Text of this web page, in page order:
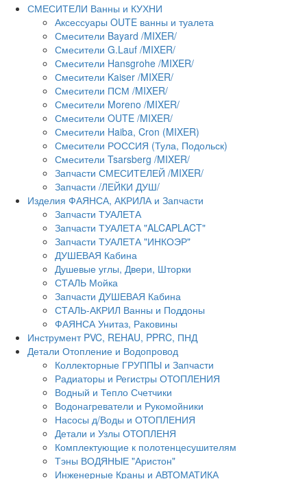
СМЕСИТЕЛИ Ванны и КУХНИ
Аксессуары OUTE ванны и туалета
Смесители Bayard /MIXER/
Смесители G.Lauf /MIXER/
Смесители Hansgrohe /MIXER/
Смесители Kaiser /MIXER/
Смесители ПСМ /MIXER/
Смесители Moreno /MIXER/
Смесители OUTE /MIXER/
Смесители Haiba, Cron (MIXER)
Смесители РОССИЯ (Тула, Подольск)
Смесители Tsarsberg /MIXER/
Запчасти СМЕСИТЕЛЕЙ /MIXER/
Запчасти /ЛЕЙКИ ДУШ/
Изделия ФАЯНСА, АКРИЛА и Запчасти
Запчасти ТУАЛЕТА
Запчасти ТУАЛЕТА "ALCAPLACT"
Запчасти ТУАЛЕТА "ИНКОЭР"
ДУШЕВАЯ Кабина
Душевые углы, Двери, Шторки
СТАЛЬ Мойка
Запчасти ДУШЕВАЯ Кабина
СТАЛЬ-АКРИЛ Ванны и Поддоны
ФАЯНСА Унитаз, Раковины
Инструмент PVC, REHAU, PPRC, ПНД
Детали Отопление и Водопровод
Коллекторные ГРУППЫ и Запчасти
Радиаторы и Регистры ОТОПЛЕНИЯ
Водный и Тепло Счетчики
Водонагреватели и Рукомойники
Насосы д/Воды и ОТОПЛЕНИЯ
Детали и Узлы ОТОПЛЕНЯ
Комплектующие к полотенцесушителям
Тэны ВОДЯНЫЕ "Аристон"
Инженерные Краны и АВТОМАТИКА